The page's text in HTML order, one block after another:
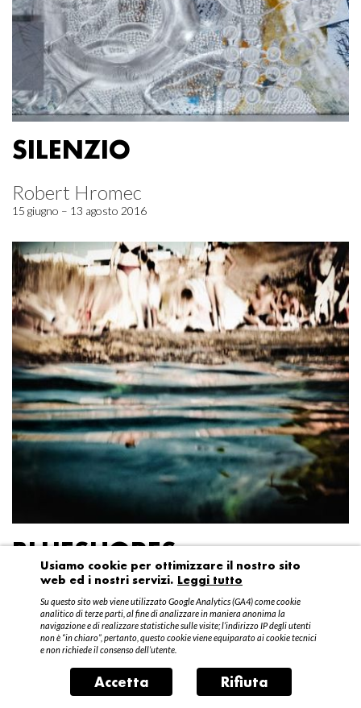
SILENZIO
Robert Hromec
15 giugno – 13 agosto 2016
BLUESHORES
Federico Garibaldi
20 aprile – 15 maggio 2016
Usiamo cookie per ottimizzare il nostro sito
web ed i nostri servizi. Leggi tutto
Su questo sito web viene utilizzato Google Analytics (GA4) come cookie
analitico di terze parti, al fine di analizzare in maniera anonima la
navigazione e di realizzare statistiche sulle visite; l’indirizzo IP degli utenti
non è “in chiaro”, pertanto, questo cookie viene equiparato ai cookie tecnici
e non richiede il consenso dell’utente.
Accetta Rifiuta